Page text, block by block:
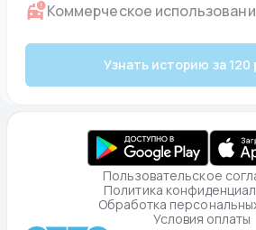
Коммерческое
Узнать историю за 120
Пользовательское
Политика
Обработка
Условия оплаты